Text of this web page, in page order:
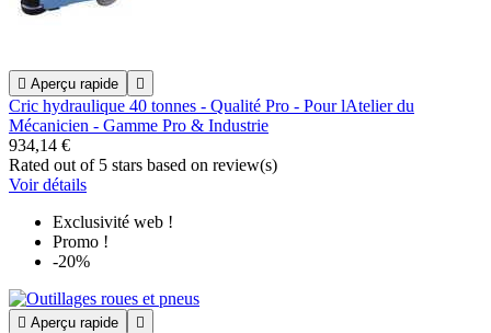
 Aperçu rapide 
Cric hydraulique 40 tonnes - Qualité Pro - Pour lAtelier du
Mécanicien - Gamme Pro & Industrie
934,14 €
Rated out of 5 stars based on review(s)
Voir détails
Exclusivité web !
Promo !
-20%
 Aperçu rapide 